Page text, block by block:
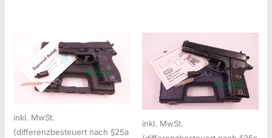
inkl. MwSt.
(differenzbesteuert nach §25a
inkl. MwSt.